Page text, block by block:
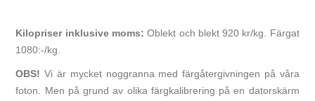
Kilopriser inklusive moms: Oblekt och blekt 920 kr/kg. Färgat
1080:-/kg.
OBS! Vi är mycket noggranna med färgåtergivningen på våra
foton. Men på grund av olika färgkalibrering på en datorskärm